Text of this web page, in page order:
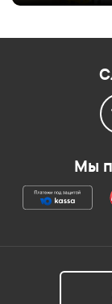
Мой отзыв
Впечатления
Мы